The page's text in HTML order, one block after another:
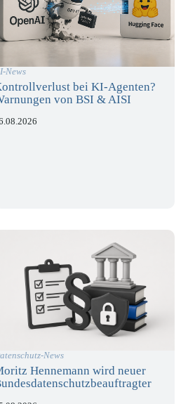
News
bei KI-Agenten?
von BSI & AISI
News
Hennemann wird neuer